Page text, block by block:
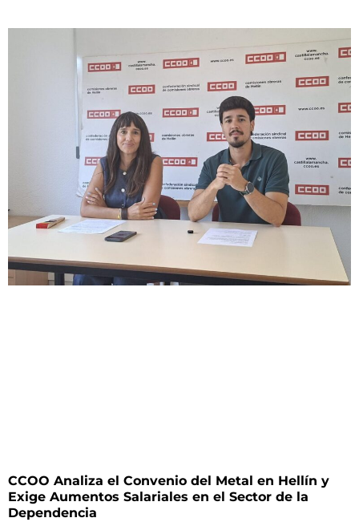
CCOO Analiza el Convenio del Metal en Hellín y
Exige Aumentos Salariales en el Sector de la
Dependencia